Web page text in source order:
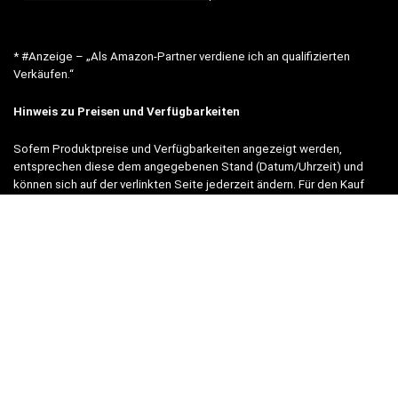
* #Anzeige – „Als Amazon-Partner verdiene ich an qualifizierten
Verkäufen.“
Hinweis zu Preisen und Verfügbarkeiten
Sofern Produktpreise und Verfügbarkeiten angezeigt werden,
entsprechen diese dem angegebenen Stand (Datum/Uhrzeit) und
können sich auf der verlinkten Seite jederzeit ändern. Für den Kauf